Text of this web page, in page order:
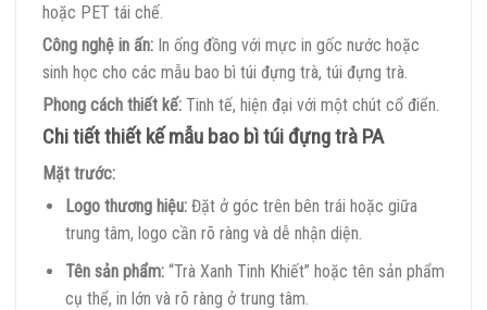
hoặc PET tái chế.
Công nghệ in ấn: In ống đồng với mực in gốc nước hoặc
sinh học cho các mẫu bao bì túi đựng trà, túi đựng trà.
Phong cách thiết kế: Tinh tế, hiện đại với một chút cổ điển.
Chi tiết thiết kế mẫu bao bì túi đựng trà PA
Mặt trước:
Logo thương hiệu:Đặt ở góc trên bên trái hoặc giữa
trung tâm, logo cần rõ ràng và dễ nhận diện.
Tên sản phẩm:“Trà Xanh Tinh Khiết” hoặc tên sản phẩm
cụ thể, in lớn và rõ ràng ở trung tâm.